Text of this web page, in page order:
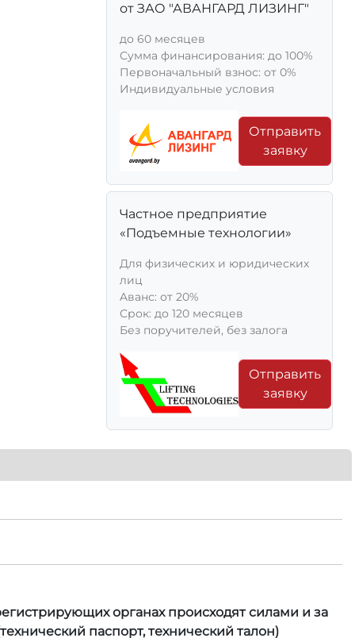
от ЗАО "АВАНГАРД ЛИЗИНГ"
до 60 месяцев
Сумма финансирования: до 100%
Первоначальный взнос: от 0%
Индивидуальные условия
Отправить
заявку
Частное предприятие
«Подъемные технологии»
Для физических и юридических
лиц
Aванс: от 20%
Срок: до 120 месяцев
Без поручителей, без залога
Отправить
заявку
органах происходят силами и за
паспорт, технический талон)